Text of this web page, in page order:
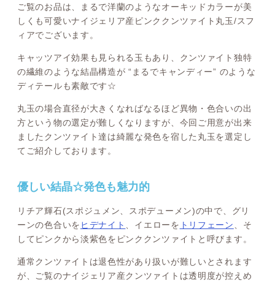
ご覧のお品は、まるで洋蘭のようなオーキッドカラーが美
しくも可愛いナイジェリア産ピンククンツァイト丸玉/スフ
ィアでございます。
キャッツアイ効果も見られる玉もあり、クンツァイト独特
の繊維のような結晶構造が “まるでキャンディー” のような
ディテールも素敵です☆
丸玉の場合直径が大きくなればなるほど異物・色合いの出
方という物の選定が難しくなりますが、今回ご用意が出来
ましたクンツァイト達は綺麗な発色を宿した丸玉を選定し
てご紹介しております。
優しい結晶☆発色も魅力的
リチア輝石(スポジュメン、スポデューメン)の中で、グリ
ーンの色合いを ヒデナイト 、イエローを トリフェーン
、そ
してピンクから淡紫色をピンククンツァイトと呼びます。
通常クンツァイトは退色性があり扱いが難しいとされます
が、ご覧のナイジェリア産クンツァイトは透明度が控えめ